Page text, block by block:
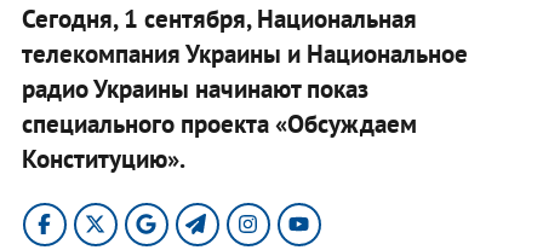
Сегодня, 1 сентября, Национальная
телекомпания Украины и Национальное
радио Украины начинают показ
специального проекта «Обсуждаем
Конституцию».